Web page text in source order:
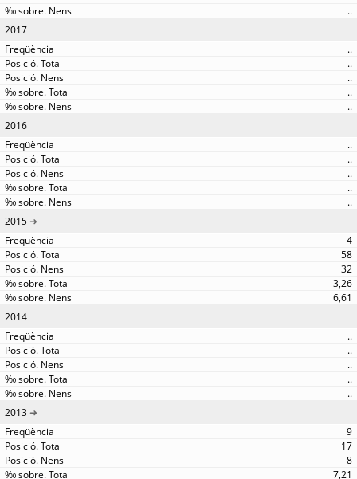
..
2017
..
..
..
..
..
2016
..
..
..
..
..
2015
4
58
32
3,26
6,61
2014
..
..
..
..
..
2013
9
17
8
7,21